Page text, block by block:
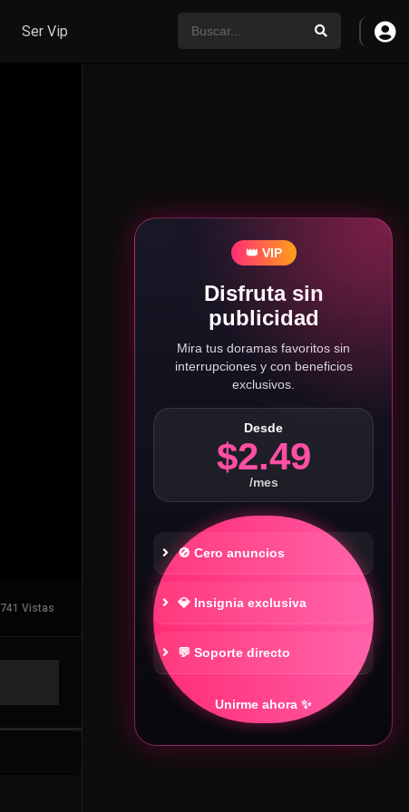
Ser Vip
741 Vistas
👑 VIP
Disfruta sin
publicidad
Mira tus doramas favoritos sin
interrupciones y con beneficios
exclusivos.
Desde
$2.49
/mes
🚫 Cero anuncios
💎 Insignia exclusiva
💬 Soporte directo
Unirme ahora ✨